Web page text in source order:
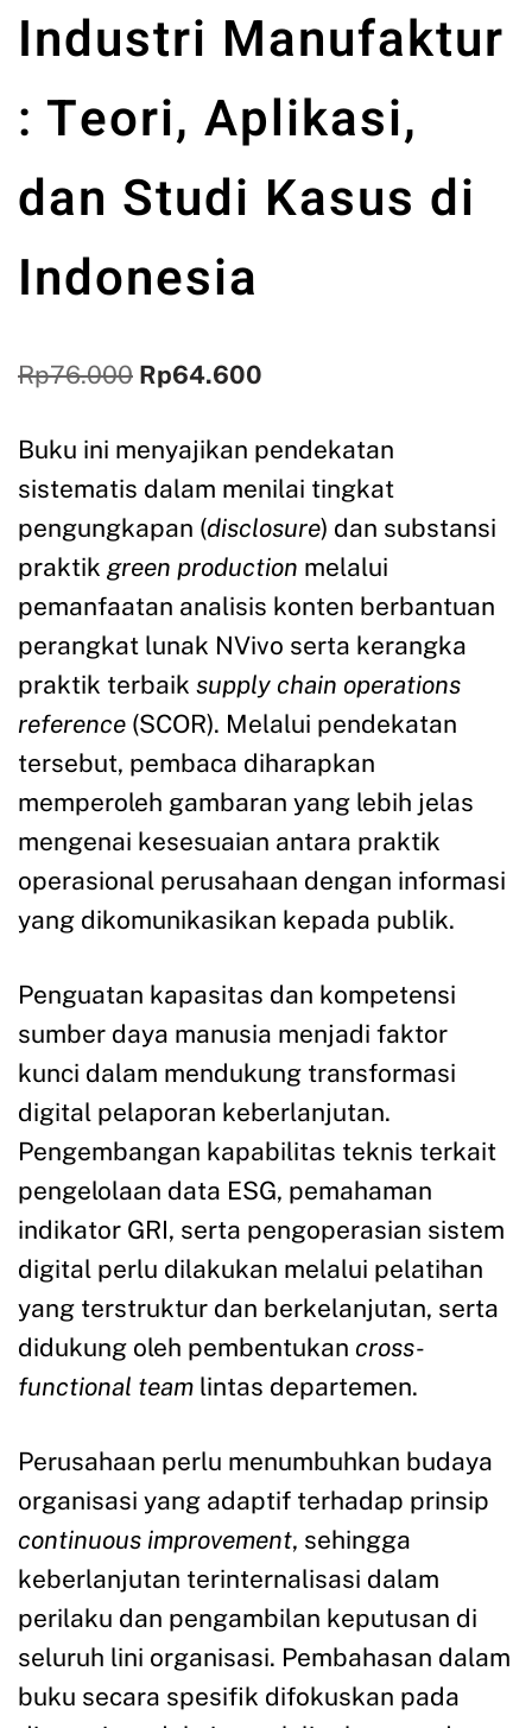
Industri Manufaktur
: Teori, Aplikasi,
dan Studi Kasus di
Indonesia
Rp76.000 Rp64.600
Buku ini menyajikan pendekatan
sistematis dalam menilai tingkat
pengungkapan (disclosure) dan substansi
praktik green production melalui
pemanfaatan analisis konten berbantuan
perangkat lunak NVivo serta kerangka
praktik terbaik supply chain operations
reference (SCOR). Melalui pendekatan
tersebut, pembaca diharapkan
memperoleh gambaran yang lebih jelas
mengenai kesesuaian antara praktik
operasional perusahaan dengan informasi
yang dikomunikasikan kepada publik.
Penguatan kapasitas dan kompetensi
sumber daya manusia menjadi faktor
kunci dalam mendukung transformasi
digital pelaporan keberlanjutan.
Pengembangan kapabilitas teknis terkait
pengelolaan data ESG, pemahaman
indikator GRI, serta pengoperasian sistem
digital perlu dilakukan melalui pelatihan
yang terstruktur dan berkelanjutan, serta
didukung oleh pembentukan cross-
functional team lintas departemen.
Perusahaan perlu menumbuhkan budaya
organisasi yang adaptif terhadap prinsip
continuous improvement, sehingga
keberlanjutan terinternalisasi dalam
perilaku dan pengambilan keputusan di
seluruh lini organisasi. Pembahasan dalam
buku secara spesifik difokuskan pada